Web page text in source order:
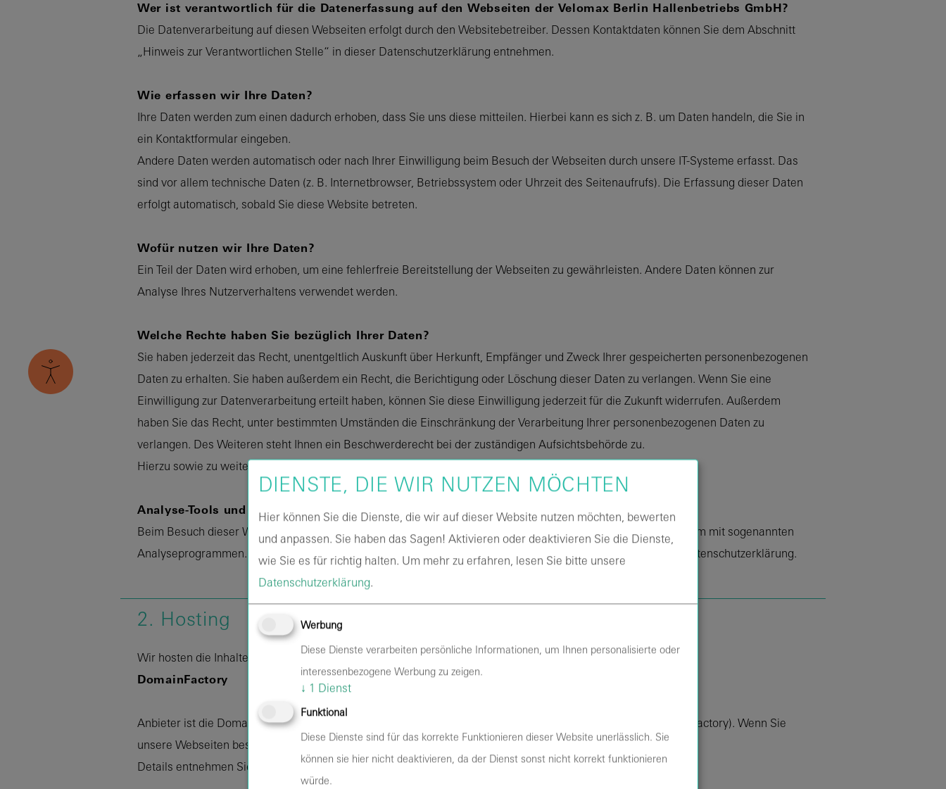
Wer ist verantwortlich für die Datenerfassung auf den Webseiten der Velomax Berlin Hallenbetriebs GmbH?
Die Datenverarbeitung auf diesen Webseiten erfolgt durch den Websitebetreiber. Dessen Kontaktdaten können Sie dem Abschnitt
„Hinweis zur Verantwortlichen Stelle“ in dieser Datenschutzerklärung entnehmen.
Wie erfassen wir Ihre Daten?
Ihre Daten werden zum einen dadurch erhoben, dass Sie uns diese mitteilen. Hierbei kann es sich z. B. um Daten handeln, die Sie in
ein Kontaktformular eingeben.
Andere Daten werden automatisch oder nach Ihrer Einwilligung beim Besuch der Webseiten durch unsere IT-Systeme erfasst. Das
sind vor allem technische Daten (z. B. Internetbrowser, Betriebssystem oder Uhrzeit des Seitenaufrufs). Die Erfassung dieser Daten
erfolgt automatisch, sobald Sie diese Website betreten.
Wofür nutzen wir Ihre Daten?
Ein Teil der Daten wird erhoben, um eine fehlerfreie Bereitstellung der Webseiten zu gewährleisten. Andere Daten können zur
Analyse Ihres Nutzerverhaltens verwendet werden.
Welche Rechte haben Sie bezüglich Ihrer Daten?
Sie haben jederzeit das Recht, unentgeltlich Auskunft über Herkunft, Empfänger und Zweck Ihrer gespeicherten personenbezogenen
Daten zu erhalten. Sie haben außerdem ein Recht, die Berichtigung oder Löschung dieser Daten zu verlangen. Wenn Sie eine
Einwilligung zur Datenverarbeitung erteilt haben, können Sie diese Einwilligung jederzeit für die Zukunft widerrufen. Außerdem
haben Sie das Recht, unter bestimmten Umständen die Einschränkung der Verarbeitung Ihrer personenbezogenen Daten zu
verlangen. Des Weiteren steht Ihnen ein Beschwerderecht bei der zuständigen Aufsichtsbehörde zu.
Hierzu sowie zu weiteren Fragen zum Thema Datenschutz können Sie sich jederzeit an uns wenden.
Analyse-Tools und Tools von Drittanbietern
Beim Besuch dieser Webseiten kann Ihr Surf-Verhalten statistisch ausgewertet werden. Das geschieht vor allem mit sogenannten
Analyseprogrammen. Detaillierte Informationen zu diesen Analyseprogrammen finden Sie in der folgenden Datenschutzerklärung.
2. Hosting
Wir hosten die Inhalte unserer Webseiten bei folgendem Anbieter:
DomainFactory
Anbieter ist die DomainFactory GmbH, c/o WeWork, Neuturmstraße 5, 80331 München (nachfolgend DomainFactory). Wenn Sie
unsere Webseiten besuchen, erfasst DomainFactory verschiedene Logfiles inklusive Ihrer IP-Adressen.
Details entnehmen Sie der Datenschutzerklärung von DomainFactory:https://www.df.eu/de/datenschutz/
DIENSTE, DIE WIR NUTZEN MÖCHTEN
Hier können Sie die Dienste, die wir auf dieser Website nutzen möchten, bewerten
und anpassen. Sie haben das Sagen! Aktivieren oder deaktivieren Sie die Dienste,
wie Sie es für richtig halten. Um mehr zu erfahren, lesen Sie bitte unsere
Datenschutzerklärung.
Werbung
Diese Dienste verarbeiten persönliche Informationen, um Ihnen personalisierte oder
interessenbezogene Werbung zu zeigen.
↓ 1 Dienst
Funktional
Diese Dienste sind für das korrekte Funktionieren dieser Website unerlässlich. Sie
können sie hier nicht deaktivieren, da der Dienst sonst nicht korrekt funktionieren
würde.